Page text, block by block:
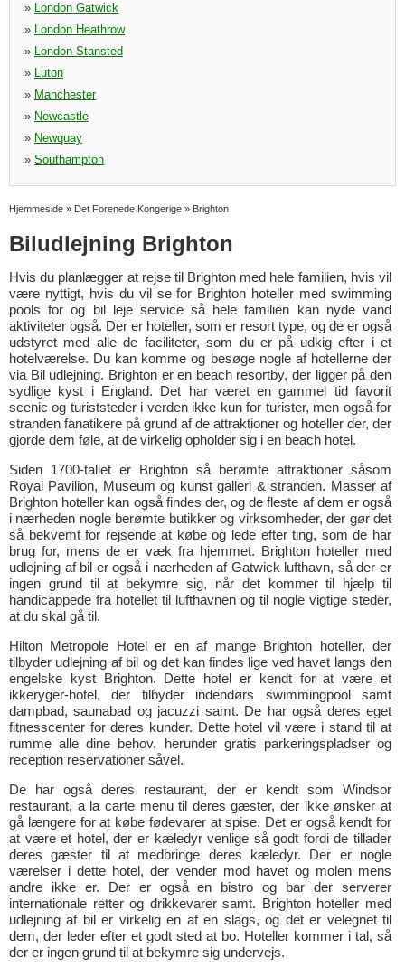
» London Gatwick
» London Heathrow
» London Stansted
» Luton
» Manchester
» Newcastle
» Newquay
» Southampton
Hjemmeside » Det Forenede Kongerige » Brighton
Biludlejning Brighton
Hvis du planlægger at rejse til Brighton med hele familien, hvis vil
være nyttigt, hvis du vil se for Brighton hoteller med swimming
pools for og bil leje service så hele familien kan nyde vand
aktiviteter også. Der er hoteller, som er resort type, og de er også
udstyret med alle de faciliteter, som du er på udkig efter i et
hotelværelse. Du kan komme og besøge nogle af hotellerne der
via Bil udlejning. Brighton er en beach resortby, der ligger på den
sydlige kyst i England. Det har været en gammel tid favorit
scenic og turiststeder i verden ikke kun for turister, men også for
stranden fanatikere på grund af de attraktioner og hoteller der, der
gjorde dem føle, at de virkelig opholder sig i en beach hotel.
Siden 1700-tallet er Brighton så berømte attraktioner såsom
Royal Pavilion, Museum og kunst galleri & stranden. Masser af
Brighton hoteller kan også findes der, og de fleste af dem er også
i nærheden nogle berømte butikker og virksomheder, der gør det
så bekvemt for rejsende at købe og lede efter ting, som de har
brug for, mens de er væk fra hjemmet. Brighton hoteller med
udlejning af bil er også i nærheden af Gatwick lufthavn, så der er
ingen grund til at bekymre sig, når det kommer til hjælp til
handicappede fra hotellet til lufthavnen og til nogle vigtige steder,
at du skal gå til.
Hilton Metropole Hotel er en af mange Brighton hoteller, der
tilbyder udlejning af bil og det kan findes lige ved havet langs den
engelske kyst Brighton. Dette hotel er kendt for at være et
ikkeryger-hotel, der tilbyder indendørs swimmingpool samt
dampbad, saunabad og jacuzzi samt. De har også deres eget
fitnesscenter for deres kunder. Dette hotel vil være i stand til at
rumme alle dine behov, herunder gratis parkeringspladser og
reception reservationer såvel.
De har også deres restaurant, der er kendt som Windsor
restaurant, a la carte menu til deres gæster, der ikke ønsker at
gå længere for at købe fødevarer at spise. Det er også kendt for
at være et hotel, der er kæledyr venlige så godt fordi de tillader
deres gæster til at medbringe deres kæledyr. Der er nogle
værelser i dette hotel, der vender mod havet og molen mens
andre ikke er. Der er også en bistro og bar der serverer
internationale retter og drikkevarer samt. Brighton hoteller med
udlejning af bil er virkelig en af en slags, og det er velegnet til
dem, der leder efter et godt sted at bo. Hoteller kommer i tal, så
der er ingen grund til at bekymre sig undervejs.